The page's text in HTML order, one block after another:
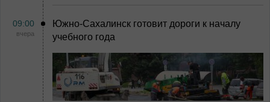
09:00
вчера
Южно-Сахалинск готовит дороги к началу
учебного года